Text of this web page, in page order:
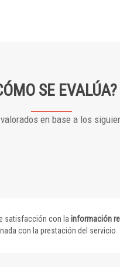
SE EVALÚA?
en base a los
satisfacción con la información
con la prestación del servicio